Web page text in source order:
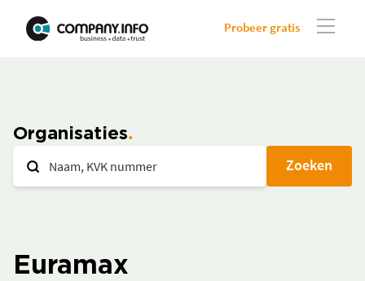
Probeer gratis
Organisaties
Zoeken
Euramax